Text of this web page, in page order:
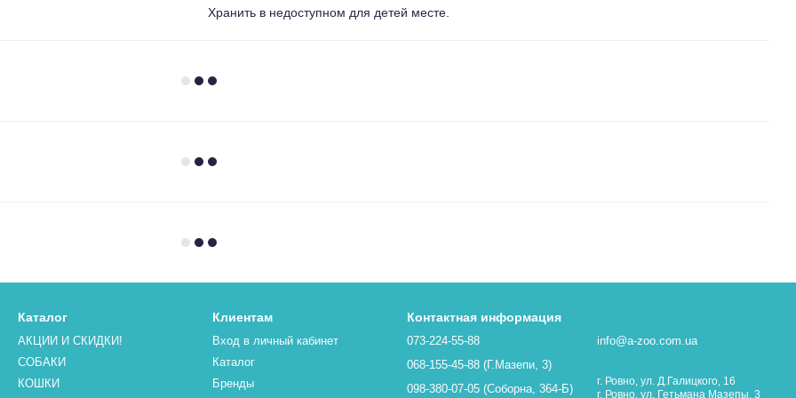
Хранить в недоступном для детей месте.
Каталог
АКЦИИ И СКИДКИ!
СОБАКИ
КОШКИ
Клиентам
Вход в личный кабинет
Каталог
Бренды
Контактная информация
073-224-55-88
068-155-45-88 (Г.Мазепи, 3)
098-380-07-05 (Соборна, 364-Б)
info@a-zoo.com.ua
г. Ровно, ул. Д.Галицкого, 16
г. Ровно, ул. Гетьмана Мазепы, 3